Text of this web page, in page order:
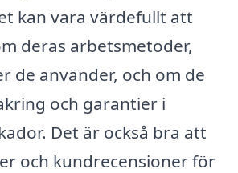
kan vara värdefullt att
deras arbetsmetoder,
de använder, och om de
och garantier i
Det är också bra att
och kundrecensioner för